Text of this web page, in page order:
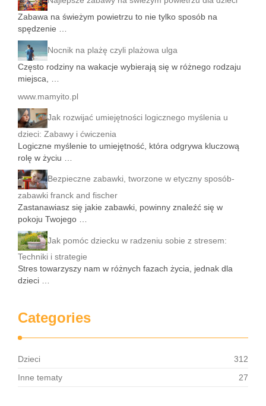
Zabawa na świeżym powietrzu to nie tylko sposób na
spędzenie …
Nocnik na plażę czyli plażowa ulga
Często rodziny na wakacje wybierają się w różnego rodzaju
miejsca, …
www.mamyito.pl
Jak rozwijać umiejętności logicznego myślenia u
dzieci: Zabawy i ćwiczenia
Logiczne myślenie to umiejętność, która odgrywa kluczową
rolę w życiu …
Bezpieczne zabawki, tworzone w etyczny sposób-
zabawki franck and fischer
Zastanawiasz się jakie zabawki, powinny znaleźć się w
pokoju Twojego …
Jak pomóc dziecku w radzeniu sobie z stresem:
Techniki i strategie
Stres towarzyszy nam w różnych fazach życia, jednak dla
dzieci …
Categories
Dzieci
312
Inne tematy
27